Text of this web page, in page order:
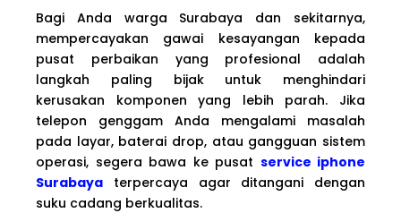
Bagi Anda warga Surabaya dan sekitarnya,
mempercayakan gawai kesayangan kepada
pusat perbaikan yang profesional adalah
langkah paling bijak untuk menghindari
kerusakan komponen yang lebih parah. Jika
telepon genggam Anda mengalami masalah
pada layar, baterai drop, atau gangguan sistem
operasi, segera bawa ke pusat service iphone
Surabaya terpercaya agar ditangani dengan
suku cadang berkualitas.